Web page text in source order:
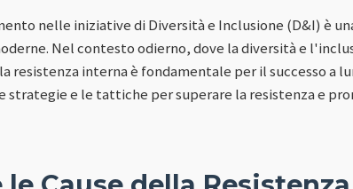
nelle iniziative di Diversità e Inclusione (D&I) è
Nel contesto odierno, dove la diversità e
resistenza interna è fondamentale per il successo a
e le tattiche per superare la resistenza e